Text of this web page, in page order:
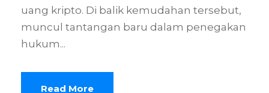
uang kripto. Di balik kemudahan tersebut,
muncul tantangan baru dalam penegakan
hukum...
Read More